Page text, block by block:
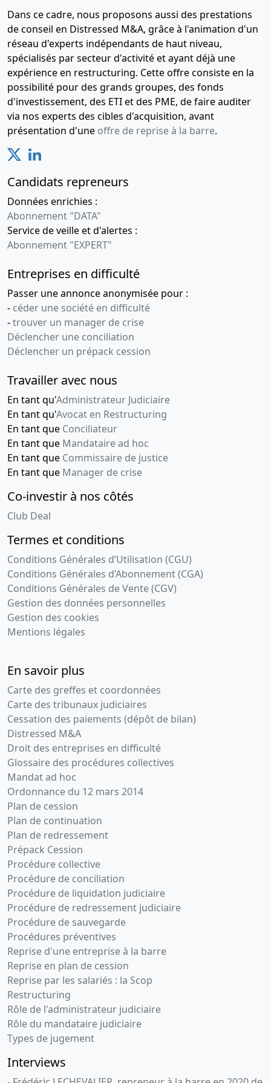
Dans ce cadre, nous proposons aussi des prestations
de conseil en Distressed M&A, grâce à l'animation d'un
réseau d'experts indépendants de haut niveau,
spécialisés par secteur d'activité et ayant déjà une
expérience en restructuring. Cette offre consiste en la
possibilité pour des grands groupes, des fonds
d'investissement, des ETI et des PME, de faire auditer
via nos experts des cibles d'acquisition, avant
présentation d'une offre de reprise à la barre.
Candidats repreneurs
Données enrichies :
Abonnement "DATA"
Service de veille et d'alertes :
Abonnement "EXPERT"
Entreprises en difficulté
Passer une annonce anonymisée pour :
- céder une société en difficulté
-trouver un manager de crise
Déclencher une conciliation
Déclencher un prépack cession
Travailler avec nous
En tant qu'Administrateur Judiciaire
En tant qu'Avocat en Restructuring
En tant que Conciliateur
En tant que Mandataire ad hoc
En tant que Commissaire de justice
En tant que Manager de crise
Co-investir à nos côtés
Club Deal
Termes et conditions
Conditions Générales d’Utilisation (CGU)
Conditions Générales d’Abonnement (CGA)
Conditions Générales de Vente (CGV)
Gestion des données personnelles
Gestion des cookies
Mentions légales
En savoir plus
Carte des greffes et coordonnées
Carte des tribunaux judiciaires
Cessation des paiements (dépôt de bilan)
Distressed M&A
Droit des entreprises en difficulté
Glossaire des procédures collectives
Mandat ad hoc
Ordonnance du 12 mars 2014
Plan de cession
Plan de continuation
Plan de redressement
Prépack Cession
Procédure collective
Procédure de conciliation
Procédure de liquidation judiciaire
Procédure de redressement judiciaire
Procédure de sauvegarde
Procédures préventives
Reprise d'une entreprise à la barre
Reprise en plan de cession
Reprise par les salariés : la Scop
Restructuring
Rôle de l'administrateur judiciaire
Rôle du mandataire judiciaire
Types de jugement
Interviews